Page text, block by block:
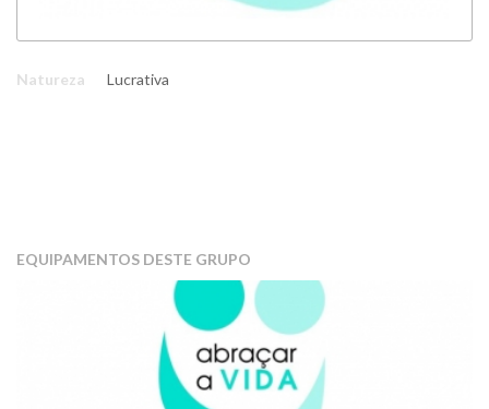
Natureza Lucrativa
EQUIPAMENTOS DESTE GRUPO